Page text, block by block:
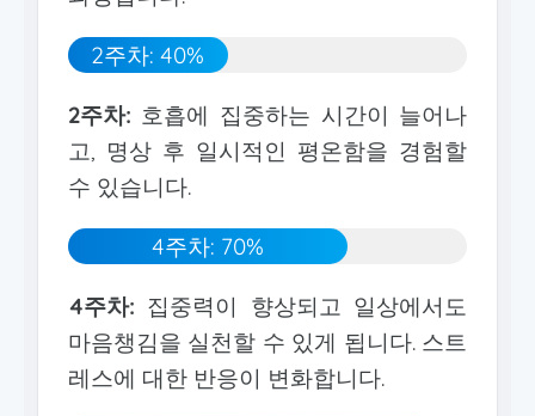
2주차: 40%
2주차: 호흡에 집중하는 시간이 늘어나
고, 명상 후 일시적인 평온함을 경험할
수 있습니다.
4주차: 70%
4주차: 집중력이 향상되고 일상에서도
마음챙김을 실천할 수 있게 됩니다. 스트
레스에 대한 반응이 변화합니다.